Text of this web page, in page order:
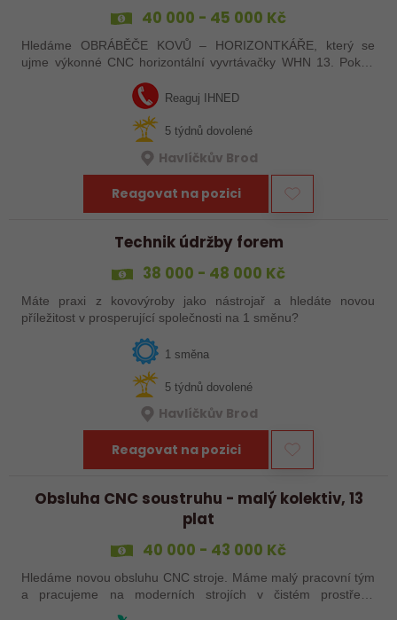
40 000 - 45 000 Kč
Hledáme OBRÁBĚČE KOVŮ – HORIZONTKÁŘE, který se
ujme výkonné CNC horizontální vyvrtávačky WHN 13. Pokud
Heindenhain, tak jste pro nás ideální kandidát…
Reaguj IHNED
5 týdnů dovolené
Havlíčkův Brod
Reagovat na pozici
Technik údržby forem
38 000 - 48 000 Kč
Máte praxi z kovovýroby jako nástrojař a hledáte novou
příležitost v prosperující společnosti na 1 směnu?
1 směna
5 týdnů dovolené
Havlíčkův Brod
Reagovat na pozici
Obsluha CNC soustruhu - malý kolektiv, 13
plat
40 000 - 43 000 Kč
Hledáme novou obsluhu CNC stroje. Máme malý pracovní tým
a pracujeme na moderních strojích v čistém prostředí.